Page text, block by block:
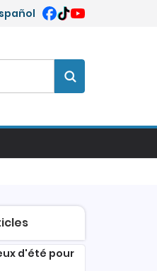
Rechercher
d'été pour